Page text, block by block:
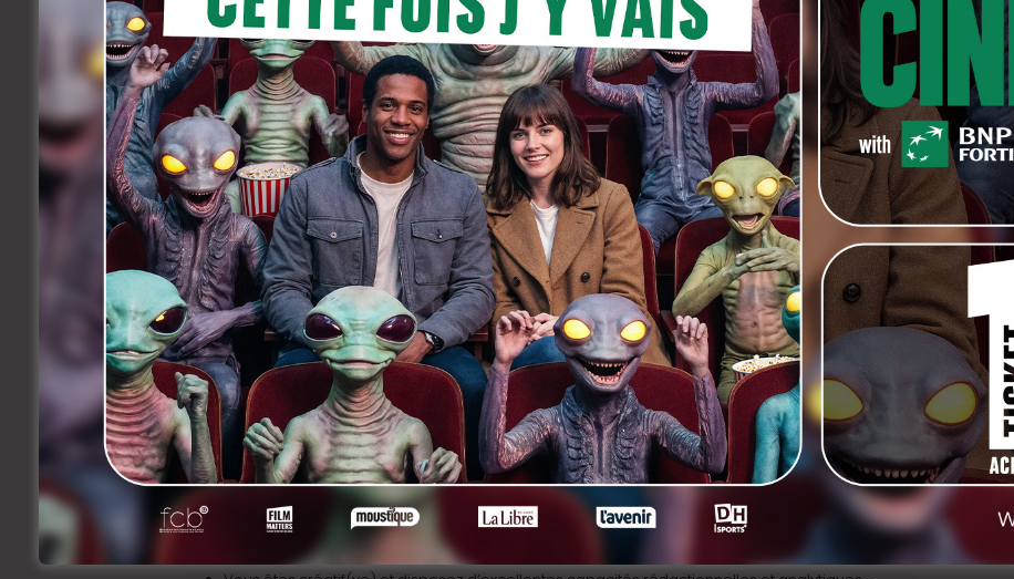
2/ Production
Différentes tâches liées au suivi des projets en cours de (co)-production ;
Suivi des dépenses en Belgique, établissement des situations et suivi par rapport au budget ;
Suivi des engagements du personnel technique et/ou comédiens avec l’administrateur de
production ;
Elaboration et suivi des dossiers de financements (fonds et diffuseurs) ;
Aide à l’élaboration des dossiers de rendu des comptes aux partenaires financiers ;
Aide à la préparation des dossiers administratifs et des dossiers fiscaux ;
Soumission des projets dans les festivals internationaux ;
Soutien à la recherche de projets et de partenaires.
VOTRE PROFIL
Diplômes / Qualifications requises
Vous êtes titulaire d’un diplôme de niveau universitaire (Master)
Connaissance des enjeux d’une production audiovisuelle et maitrise des contraintes
artistiques et techniques
Vous disposez d’une expérience professionnelle de 3 à 5 ans dans une fonction similaire
(développement et/ou assistanat de production)